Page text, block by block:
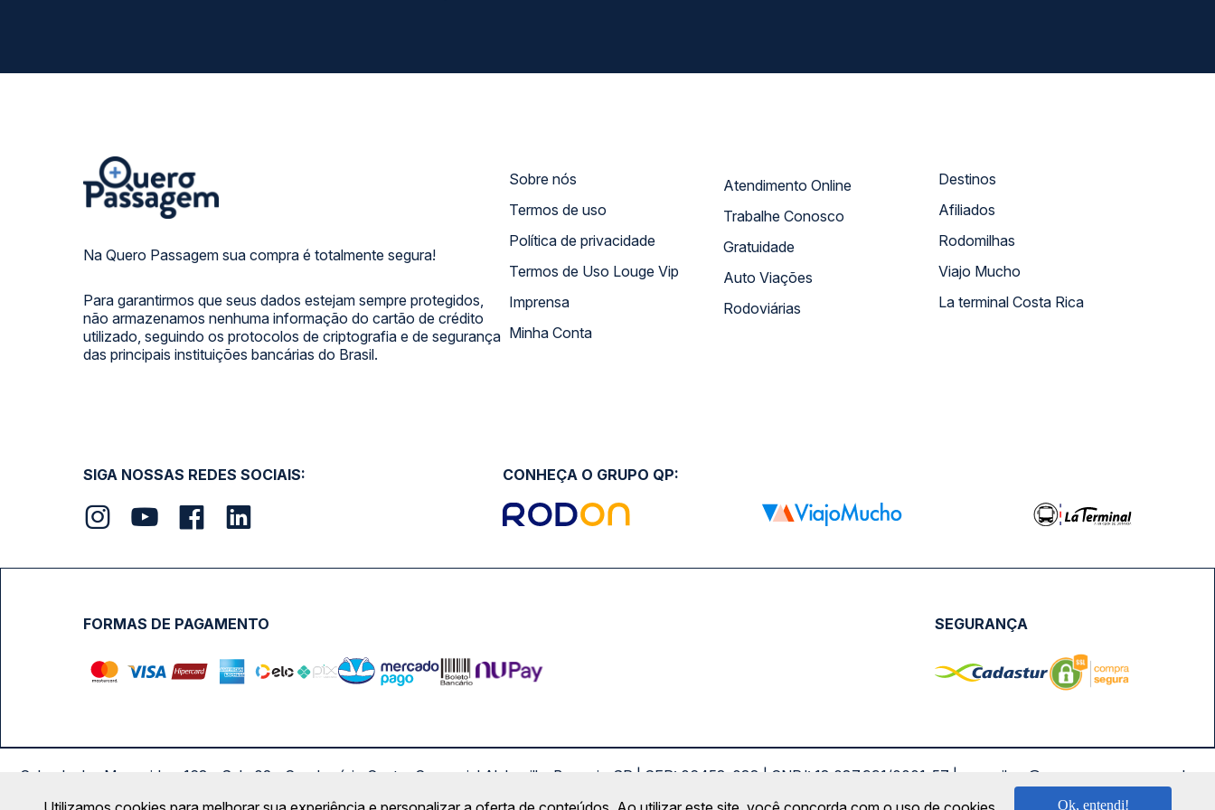
Na Quero Passagem sua compra é totalmente segura!
Para garantirmos que seus dados estejam sempre protegidos,
não armazenamos nenhuma informação do cartão de crédito
utilizado, seguindo os protocolos de criptografia e de segurança
das principais instituições bancárias do Brasil.
Sobre nós
Termos de uso
Política de privacidade
Termos de Uso Louge Vip
Imprensa
Minha Conta
Atendimento Online
Trabalhe Conosco
Gratuidade
Auto Viações
Rodoviárias
Destinos
Afiliados
Rodomilhas
Viajo Mucho
La terminal Costa Rica
SIGA NOSSAS REDES SOCIAIS: CONHEÇA O GRUPO QP:
FORMAS DE PAGAMENTO SEGURANÇA
Calçada das Margaridas, 163 - Sala 02 - Condomínio Centro Comercial Alphaville, Barueri - SP | CEP: 06453-038 | CNPJ: 18.087.991/0001-57 | saconibus@queropassagem.com.br
Copyright 2026 © QueroPassagem.com.br
Ok, entendi!